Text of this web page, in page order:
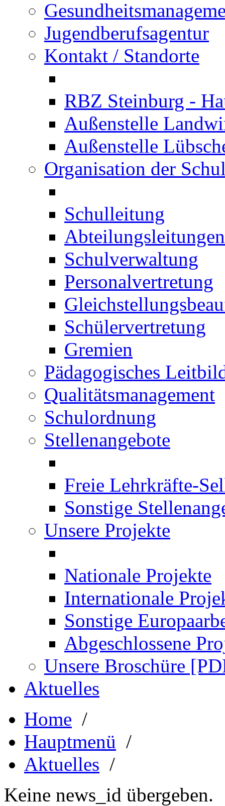
Jugendberufsagentur
Kontakt / Standorte
RBZ Steinburg -
Außenstelle
Außenstelle
Organisation der
Schulleitung
Abteilungsleitungen
Schulverwaltung
Personalvertretung
Schülervertretung
Gremien
Pädagogisches
Qualitätsmanagement
Schulordnung
Stellenangebote
Freie Lehrkräfte-
Sonstige
Unsere Projekte
Nationale Projekte
Internationale
Sonstige
Abgeschlossene
Unsere Broschüre
Aktuelles
Home /
Hauptmenü /
Aktuelles /
Keine news_id übergeben.